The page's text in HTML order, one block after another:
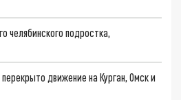
челябинского подростка,
движение на Курган, Омск и